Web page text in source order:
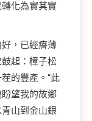
化為實其實
，已經瘠薄
起：樟子松
的豐產。“此
望我的故鄉
山到金山銀